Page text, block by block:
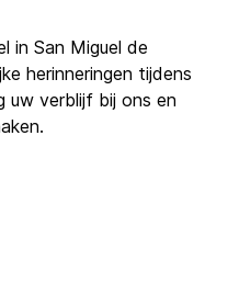
in San Miguel de
herinneringen tijdens
uw verblijf bij ons en